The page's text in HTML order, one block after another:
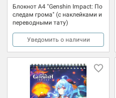
Блокнот А4 "Genshin Impact: По
следам грома" (с наклейками и
переводными тату)
Уведомить о наличии